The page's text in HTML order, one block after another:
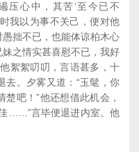
压心中，其苦‘至今已不
我以为事不关己，便对他
拙不已，也能体谅柏木心
之情实甚喜慰不已，我好
絮絮叨叨，言语甚多，十
去。夕雾又道：“玉髦，你
吧！”他还想借此机会，
……”言毕便退进内室。他